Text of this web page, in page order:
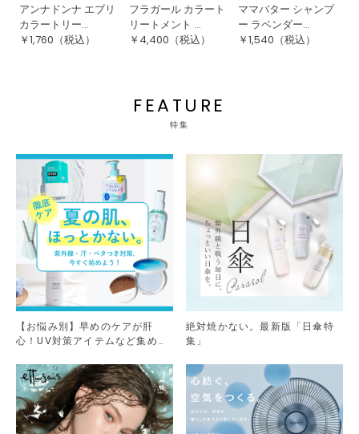
アンナドンナ エブリ
カラートリー...
￥1,760 （税込）
フラガール カラート
リートメント ...
￥ 4,400 （税込）
ママバター シャンプ
ー ラベンダー...
￥1,540 （税込）
FEATURE
特集
【お悩み別】早めのケアが肝
心！UV対策アイテムなど集めま
絶対焼かない。最新版「日傘特
集」